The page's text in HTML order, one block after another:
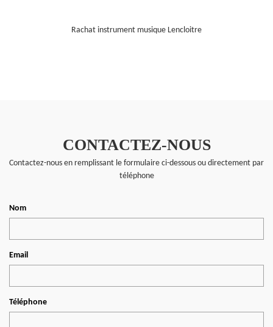
Rachat instrument musique Lencloitre
CONTACTEZ-NOUS
Contactez-nous en remplissant le formulaire ci-dessous ou directement par
téléphone
Nom
Email
Téléphone